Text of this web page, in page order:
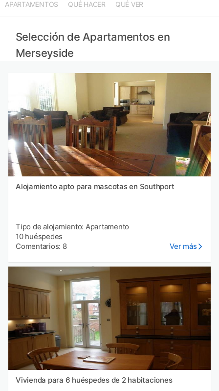
Apartamentos en Shropshire provincia
Apartamentos en Staffordshire provincia
Apartamentos en Yorkshire del Oeste provincia
APARTAMENTOS QUÉ HACER QUÉ VER
Selección de Apartamentos en
Merseyside
Alojamiento apto para mascotas en Southport
Tipo de alojamiento: Apartamento
10 huéspedes
Comentarios: 8
Ver más
Vivienda para 6 huéspedes de 2 habitaciones